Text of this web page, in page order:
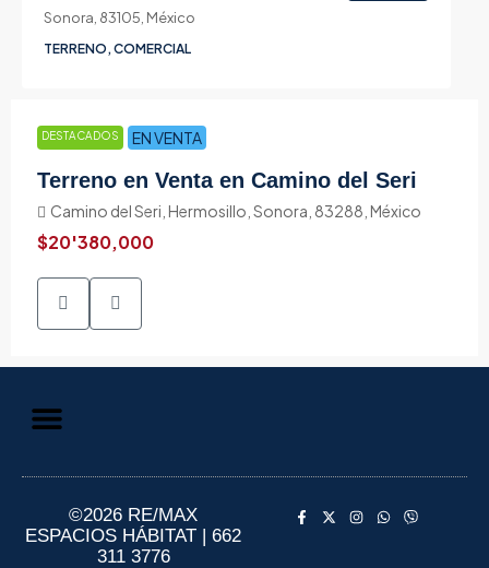
Sonora, 83105, México
TERRENO, COMERCIAL
DESTACADOS EN VENTA
Terreno en Venta en Camino del Seri
Camino del Seri, Hermosillo, Sonora, 83288, México
$20'380,000
©2026 RE/MAX
ESPACIOS HÁBITAT | 662
311 3776